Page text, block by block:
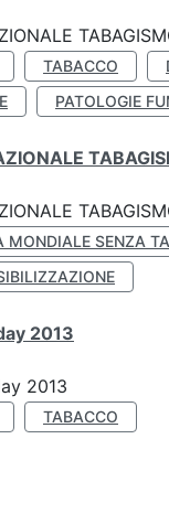
TABACCO
PATOLOGIE
MONDIALE SENZA
2013
2013
TABACCO